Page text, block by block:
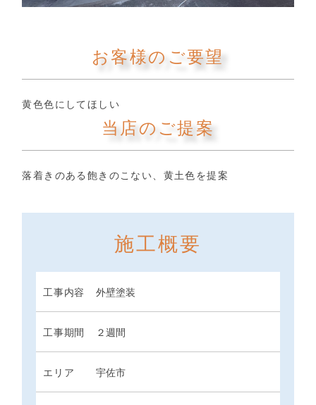
お客様のご要望
黄色色にしてほしい
当店のご提案
落着きのある飽きのこない、黄土色を提案
施工概要
工事内容 外壁塗装
工事期間 ２週間
エリア 宇佐市